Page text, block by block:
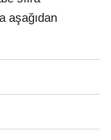
aşağıdan